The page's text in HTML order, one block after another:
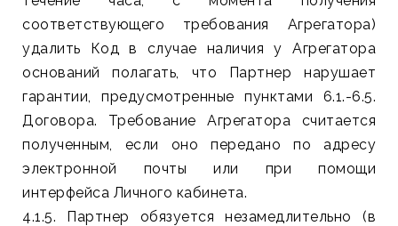
соответствующего требования Агрегатора)
удалить Код в случае наличия у Агрегатора
оснований полагать, что Партнер нарушает
гарантии, предусмотренные пунктами 6.1.-6.5.
Договора. Требование Агрегатора считается
полученным, если оно передано по адресу
электронной почты или при помощи
интерфейса Личного кабинета.
4.1.5. Партнер обязуется незамедлительно (в